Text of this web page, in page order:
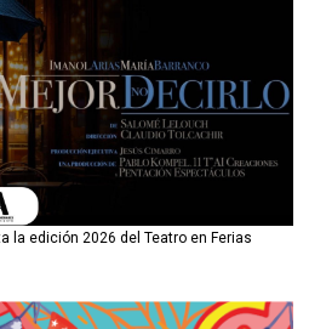
la edición 2026 del Teatro en Ferias